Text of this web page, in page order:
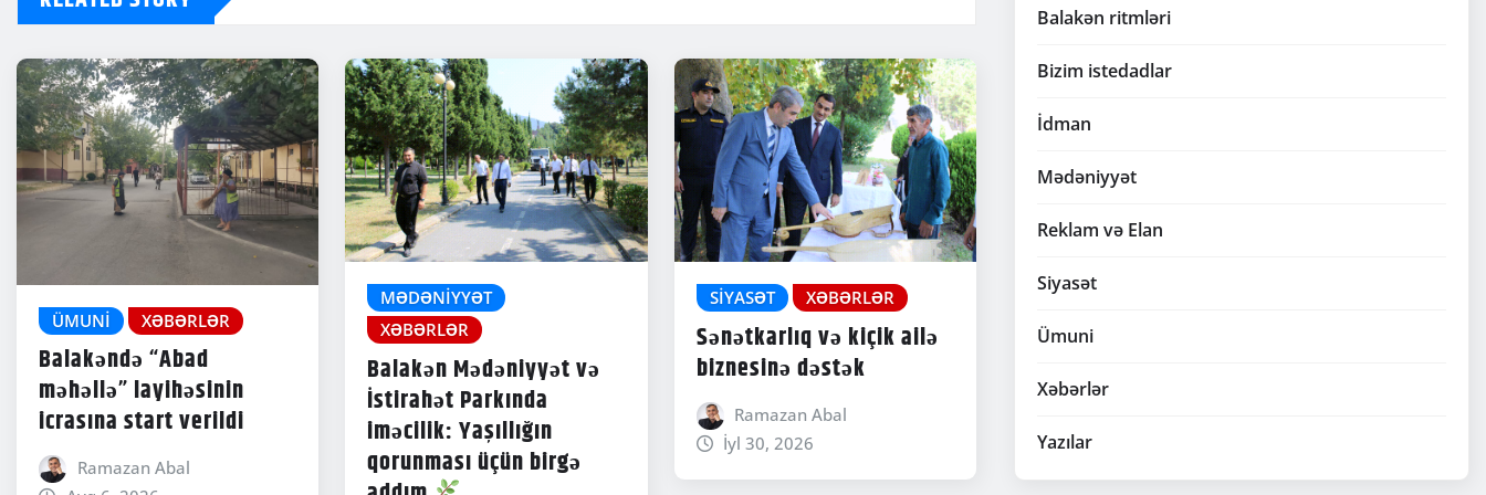
ÜMUNI XƏBƏRLƏR
Balakəndə “Abad
məhəllə” layihəsinin
icrasına start verildi
Ramazan Abal
MƏDƏNIYYƏT
XƏBƏRLƏR
Balakən Mədəniyyət və
İstirahət Parkında
iməcilik: Yaşıllığın
qorunması üçün birgə
SIYASƏT XƏBƏRLƏR
Sənətkarlıq və kiçik ailə
biznesinə dəstək
Ramazan Abal
İyl 30, 2026
Balakən ritmləri
Bizim istedadlar
İdman
Mədəniyyət
Reklam və Elan
Siyasət
Ümuni
Xəbərlər
Yazılar